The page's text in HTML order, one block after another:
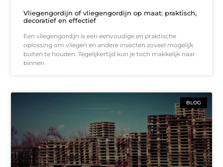
Vliegengordijn of vliegengordijn op maat: praktisch,
decoratief en effectief
Een vliegengordijn is een eenvoudige en praktische
oplossing om vliegen en andere insecten zoveel mogelijk
buiten te houden. Tegelijkertijd kun je toch makkelijk naar
binnen
BLOG